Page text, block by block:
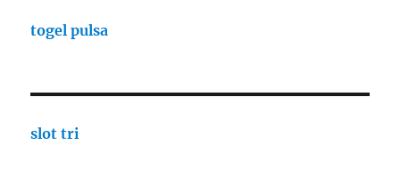
togel pulsa
slot tri